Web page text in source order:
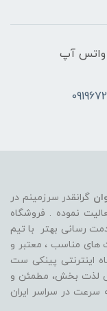
واتس آپ
گرانقدر سرزمینم در
نموده . فروشگاه
رسانی بهتر با تیم
های مناسب ، معتبر و
اینترنتی پینکی ست
لذت بخش، مطمئن و
سرعت در سراسر ایران